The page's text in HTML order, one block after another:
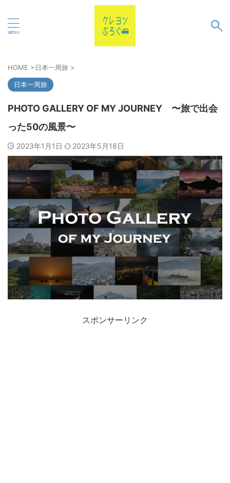
HOME >日本一周旅 >
日本一周旅
PHOTO GALLERY OF MY JOURNEY 〜旅で出会
った50の風景〜
2023年1月1日 2023年5月18日
スポンサーリンク